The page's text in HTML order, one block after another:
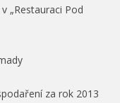
„Restauraci Pod
za rok 2013